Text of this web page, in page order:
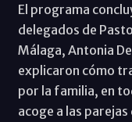
El programa
delegados de
Málaga, Antonia
explicaron cómo
por la familia, en
acoge a las